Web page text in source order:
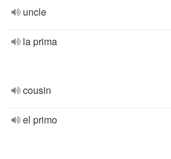
uncle
la prima
cousin
el primo